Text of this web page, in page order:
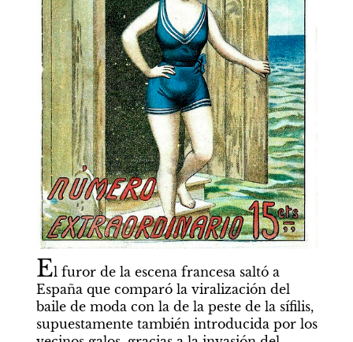
El furor de la escena francesa saltó a
España que comparó la viralización del
baile de moda con la de la peste de la sífilis,
supuestamente también introducida por los